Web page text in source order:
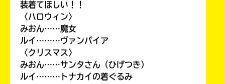
装着てほしい！！
〈ハロウィン〉
みおん……魔女
ルイ………ヴァンパイア
〈クリスマス〉
みおん……サンタさん（ひげつき）
ルイ………トナカイの着ぐるみ